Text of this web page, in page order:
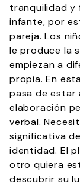
tranquilidad y
infante, por
pareja. Los
le produce la
empiezan a
propia. En
pasa de estar
elaboración
verbal.
significativa
identidad. El
otro quiera
descubrir su